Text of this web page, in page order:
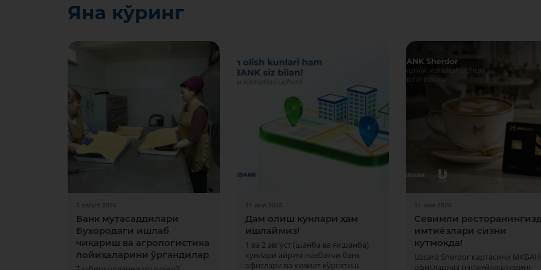
Яна кўринг
5 август 2026
Банк мутасаддилари
Бухородаги ишлаб
чиқариш ва агрологистика
лойиҳаларини ўргандилар
31 июл 2026
Дам олиш кунлари ҳам
ишлаймиз!
1 ва 2 август (шанба ва якшанба)
кунлари айрим навбатчи банк
офислари ва хизмат кўрсатиш
31 июл 2026
Севимли
имтиёзлари сизни
кутмоқда!
Uzcard Sherdor картасини
офисларида расмийлаштиринг